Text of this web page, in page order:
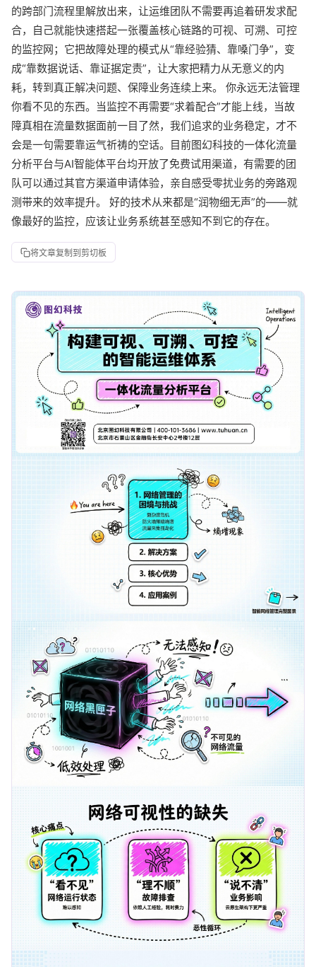
的跨部门流程里解放出来，让运维团队不需要再追着研发求配
合，自己就能快速搭起一张覆盖核心链路的可视、可溯、可控
的监控网；它把故障处理的模式从“靠经验猜、靠嗓门争”，变
成“靠数据说话、靠证据定责”，让大家把精力从无意义的内
耗，转到真正解决问题、保障业务连续上来。 你永远无法管理
你看不见的东西。当监控不再需要“求着配合”才能上线，当故
障真相在流量数据面前一目了然，我们追求的业务稳定，才不
会是一句需要靠运气祈祷的空话。目前图幻科技的一体化流量
分析平台与AI智能体平台均开放了免费试用渠道，有需要的团
队可以通过其官方渠道申请体验，亲自感受零扰业务的旁路观
测带来的效率提升。 好的技术从来都是“润物细无声”的——就
像最好的监控，应该让业务系统甚至感知不到它的存在。
将文章复制到剪切板